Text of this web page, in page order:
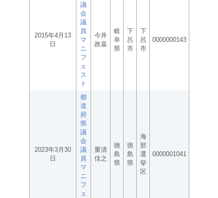
2015年4月13
日
議
会
議
員
マ
ニ
フ
ェ
ス
ト
今井
政嘉
岐
阜
県
下
呂
市
下
呂
市
0000000143
2023年3月30
日
都
道
府
県
議
会
議
員
マ
ニ
フ
ェ
重清
佳之
徳
島
県
徳
島
県
海
部
選
挙
区
0000001041